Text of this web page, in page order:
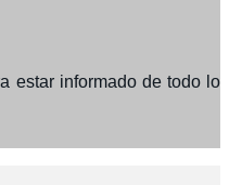
estar informado de todo lo